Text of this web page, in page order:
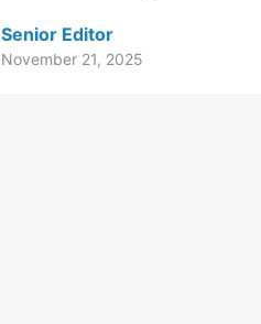
Senior Editor
November 21, 2025